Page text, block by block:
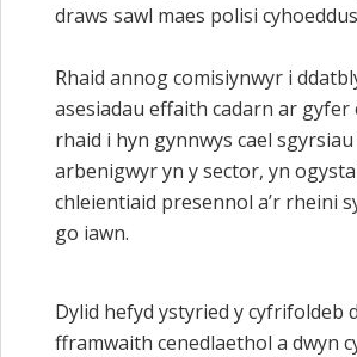
draws sawl maes polisi
Rhaid annog comisiynwyr i
asesiadau effaith cadarn ar gyfer
rhaid i hyn gynnwys cael
arbenigwyr yn y sector, yn
chleientiaid presennol a’r rheini
go iawn.
Dylid hefyd ystyried y cyfrifoldeb
fframwaith cenedlaethol a dwyn